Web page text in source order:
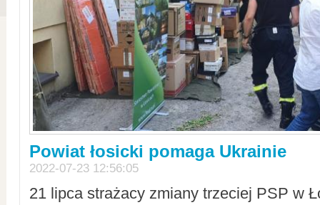
Powiat łosicki pomaga Ukrainie
2022-07-23 12:56:05
21 lipca strażacy zmiany trzeciej PSP w